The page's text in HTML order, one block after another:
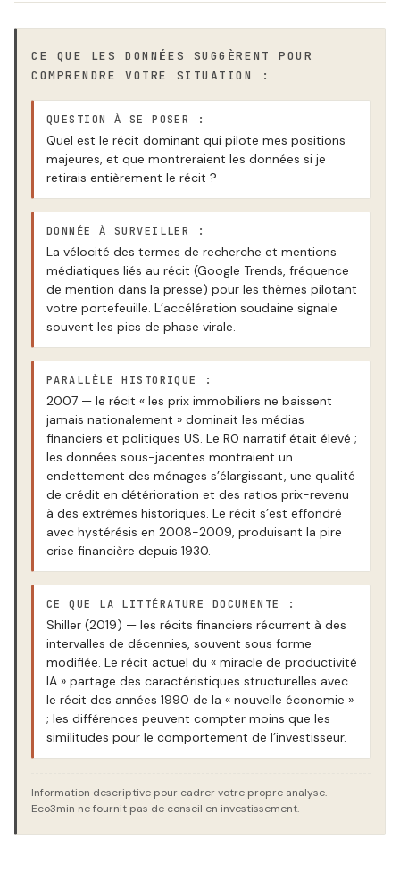
CE QUE LES DONNÉES SUGGÈRENT POUR
COMPRENDRE VOTRE SITUATION :
QUESTION À SE POSER :
Quel est le récit dominant qui pilote mes positions
majeures, et que montreraient les données si je
retirais entièrement le récit ?
DONNÉE À SURVEILLER :
La vélocité des termes de recherche et mentions
médiatiques liés au récit (Google Trends, fréquence
de mention dans la presse) pour les thèmes pilotant
votre portefeuille. L’accélération soudaine signale
souvent les pics de phase virale.
PARALLÈLE HISTORIQUE :
2007 — le récit « les prix immobiliers ne baissent
jamais nationalement » dominait les médias
financiers et politiques US. Le R0 narratif était élevé ;
les données sous-jacentes montraient un
endettement des ménages s’élargissant, une qualité
de crédit en détérioration et des ratios prix-revenu
à des extrêmes historiques. Le récit s’est effondré
avec hystérésis en 2008-2009, produisant la pire
crise financière depuis 1930.
CE QUE LA LITTÉRATURE DOCUMENTE :
Shiller (2019) — les récits financiers récurrent à des
intervalles de décennies, souvent sous forme
modifiée. Le récit actuel du « miracle de productivité
IA » partage des caractéristiques structurelles avec
le récit des années 1990 de la « nouvelle économie »
; les différences peuvent compter moins que les
similitudes pour le comportement de l’investisseur.
Information descriptive pour cadrer votre propre analyse.
Eco3min ne fournit pas de conseil en investissement.